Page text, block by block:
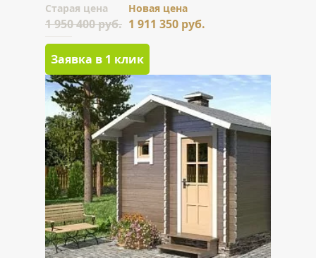
Cтарая цена
1 950 400 руб.
Новая цена
1 911 350 руб.
Заявка в 1 клик